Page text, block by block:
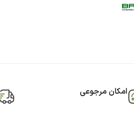
امکان مرجوعی